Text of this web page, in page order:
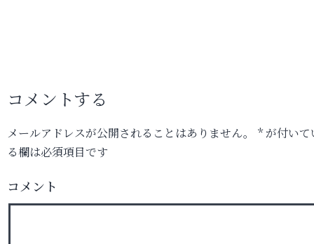
コメントする
メールアドレスが公開されることはありません。 *が付いて
る欄は必須項目です
コメント